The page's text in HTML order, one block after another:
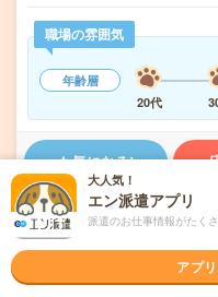
職場の雰囲気
年齢層
20代
気になる!
派遣会社 株式会社綜合
大人気！
エン派遣アプリ
派遣のお仕事情報がたく
アプ